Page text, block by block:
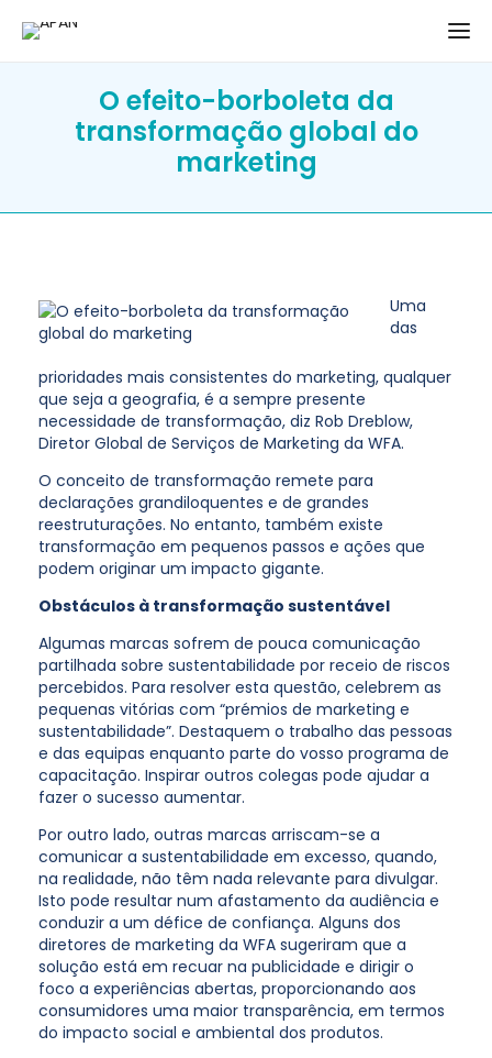
O efeito-borboleta da
transformação global do
marketing
Uma
das
prioridades mais consistentes do marketing, qualquer
que seja a geografia, é a sempre presente
necessidade de transformação, diz Rob Dreblow,
Diretor Global de Serviços de Marketing da WFA.
O conceito de transformação remete para
declarações grandiloquentes e de grandes
reestruturações. No entanto, também existe
transformação em pequenos passos e ações que
podem originar um impacto gigante.
Obstáculos à transformação sustentável
Algumas marcas sofrem de pouca comunicação
partilhada sobre sustentabilidade por receio de riscos
percebidos. Para resolver esta questão, celebrem as
pequenas vitórias com “prémios de marketing e
sustentabilidade”. Destaquem o trabalho das pessoas
e das equipas enquanto parte do vosso programa de
capacitação. Inspirar outros colegas pode ajudar a
fazer o sucesso aumentar.
Por outro lado, outras marcas arriscam-se a
comunicar a sustentabilidade em excesso, quando,
na realidade, não têm nada relevante para divulgar.
Isto pode resultar num afastamento da audiência e
conduzir a um défice de confiança. Alguns dos
diretores de marketing da WFA sugeriram que a
solução está em recuar na publicidade e dirigir o
foco a experiências abertas, proporcionando aos
consumidores uma maior transparência, em termos
do impacto social e ambiental dos produtos.